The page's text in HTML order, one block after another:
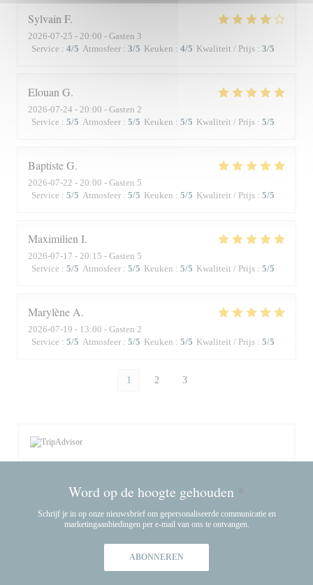
Sylvain F
2026-07-25 - 20:00 - Gasten 3
Service : 4/5 Atmosfeer : 3/5 Keuken : 4/5 Kwaliteit / Prijs : 3/5
Elouan G
2026-07-24 - 20:00 - Gasten 2
Service : 5/5 Atmosfeer : 5/5 Keuken : 5/5 Kwaliteit / Prijs : 5/5
BaptisteG
2026-07-22 - 20:00 - Gasten 5
Service : 5/5 Atmosfeer : 5/5 Keuken : 5/5 Kwaliteit / Prijs : 5/5
Maximilien I
2026-07-17 - 20:15 - Gasten 5
Service : 5/5 Atmosfeer : 5/5 Keuken : 5/5 Kwaliteit / Prijs : 5/5
Marylène A
2026-07-19 - 13:00 - Gasten 2
Service : 5/5 Atmosfeer : 5/5 Keuken : 5/5 Kwaliteit / Prijs : 5/5
1 2 3
Word op de hoogte gehouden *
Schrijf je in op onze nieuwsbrief om gepersonaliseerde communicatie en
marketingaanbiedingen per e-mail van ons te ontvangen.
ABONNEREN